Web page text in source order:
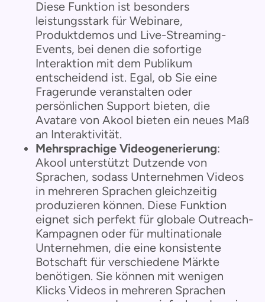
Diese Funktion ist besonders
leistungsstark für Webinare,
Produktdemos und Live-Streaming-
Events, bei denen die sofortige
Interaktion mit dem Publikum
entscheidend ist. Egal, ob Sie eine
Fragerunde veranstalten oder
persönlichen Support bieten, die
Avatare von Akool bieten ein neues Maß
an Interaktivität.
Mehrsprachige Videogenerierung:
Akool unterstützt Dutzende von
Sprachen, sodass Unternehmen Videos
in mehreren Sprachen gleichzeitig
produzieren können. Diese Funktion
eignet sich perfekt für globale Outreach-
Kampagnen oder für multinationale
Unternehmen, die eine konsistente
Botschaft für verschiedene Märkte
benötigen. Sie können mit wenigen
Klicks Videos in mehreren Sprachen